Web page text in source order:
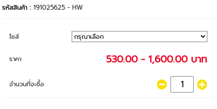
รหัสสินค้า :191025625 - HW
ไซส์
ราคา 530.00 - 1,600.00 บาท
จำนวนที่จะซื้อ